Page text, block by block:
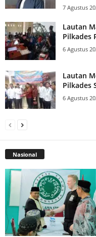
7 Agustus
Lautan
Pilkades
6 Agustus
Lautan
Pilkades
6 Agustus
Nasional